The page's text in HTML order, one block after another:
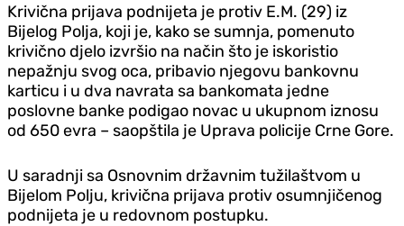
Krivična prijava podnijeta je protiv E.M. (29) iz
Bijelog Polja, koji je, kako se sumnja, pomenuto
krivično d‌jelo izvršio na način što je iskoristio
nepažnju svog oca, pribavio njegovu bankovnu
karticu i u dva navrata sa bankomata jedne
poslovne banke podigao novac u ukupnom iznosu
od 650 evra – saopštila je Uprava policije Crne Gore.
U saradnji sa Osnovnim državnim tužilaštvom u
Bijelom Polju, krivična prijava protiv osumnjičenog
podnijeta je u redovnom postupku.